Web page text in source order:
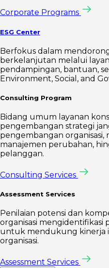
Corporate Programs
ESG Center
Berfokus dalam
berkelanjutan melalui
pendampingan, bantuan,
Environment, Social, and
Consulting Program
Bidang umum layanan
pengembangan strategi
pengembangan organisasi,
manajemen perubahan,
pelanggan.
Consulting Services
Assessment Services
Penilaian potensi dan
organisasi mengidentifikasi
untuk mendukung kinerja
organisasi.
Assessment Services